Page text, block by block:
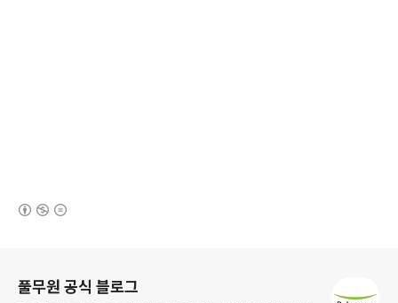
풀무원 공식 블로그